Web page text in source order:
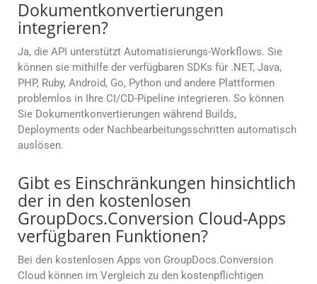
Dokumentkonvertierungen
integrieren?
Ja, die API unterstützt Automatisierungs-Workflows. Sie
können sie mithilfe der verfügbaren SDKs für .NET, Java,
PHP, Ruby, Android, Go, Python und andere Plattformen
problemlos in Ihre CI/CD-Pipeline integrieren. So können
Sie Dokumentkonvertierungen während Builds,
Deployments oder Nachbearbeitungsschritten automatisch
auslösen.
Gibt es Einschränkungen hinsichtlich
der in den kostenlosen
GroupDocs.Conversion Cloud-Apps
verfügbaren Funktionen?
Bei den kostenlosen Apps von GroupDocs.Conversion
Cloud können im Vergleich zu den kostenpflichtigen